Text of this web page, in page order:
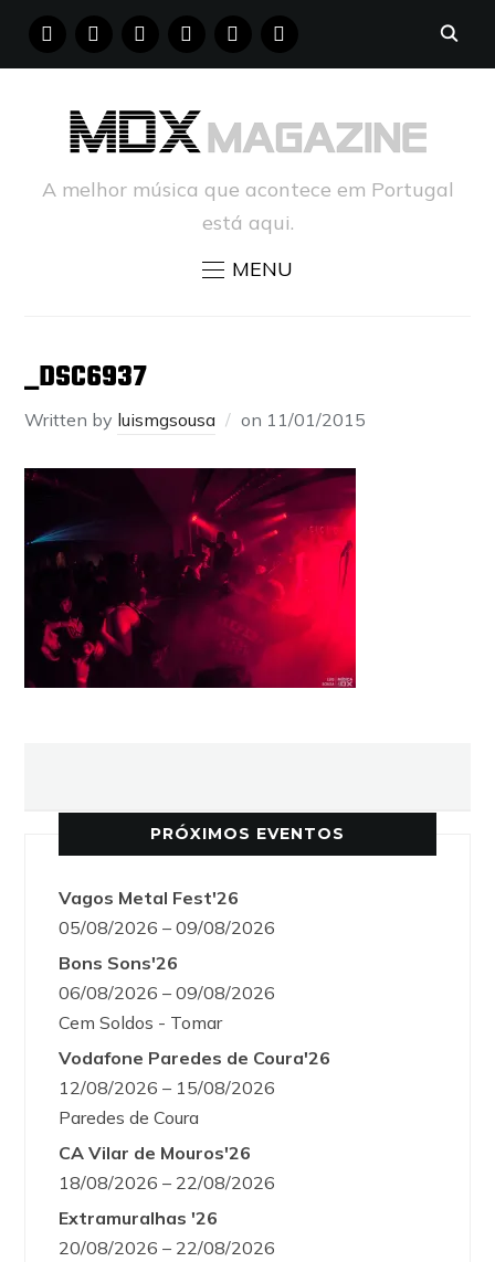
FACEBOOKINSTAGRAM
YOUTUBE PINTERESTTUMBLR
A melhor música que acontece em Portugal
está aqui.
MENU
_DSC6937
Written by luismgsousa on 11/01/2015
PRÓXIMOS EVENTOS
Vagos Metal Fest'26
05/08/2026 – 09/08/2026
Bons Sons'26
06/08/2026 – 09/08/2026
Cem Soldos - Tomar
Vodafone Paredes de Coura'26
12/08/2026 – 15/08/2026
Paredes de Coura
CA Vilar de Mouros'26
18/08/2026 – 22/08/2026
Extramuralhas '26
20/08/2026 – 22/08/2026